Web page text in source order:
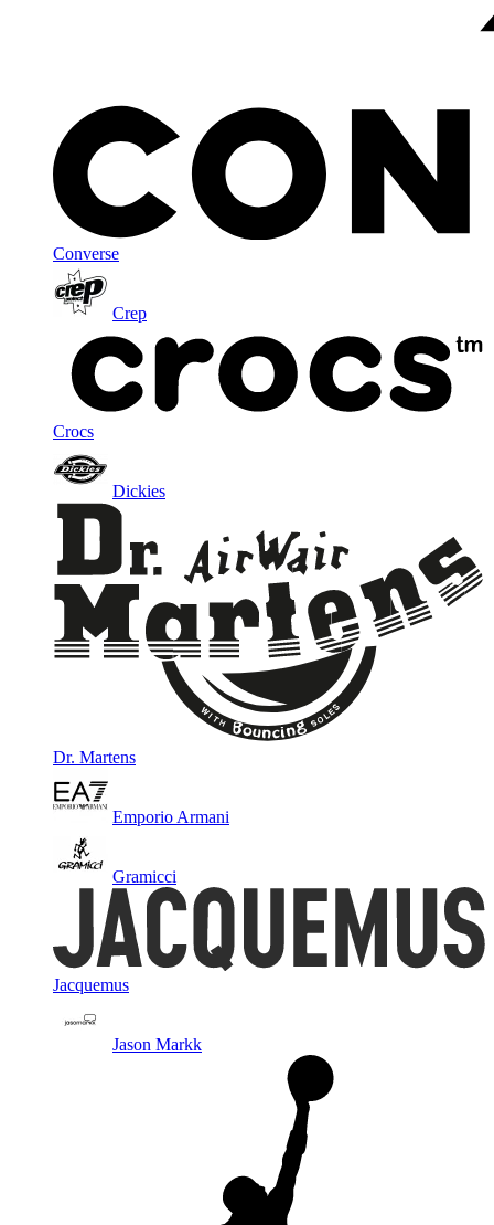
Converse
Crep
Crocs
Dickies
Dr. Martens
Emporio Armani
Gramicci
Jacquemus
Jason Markk